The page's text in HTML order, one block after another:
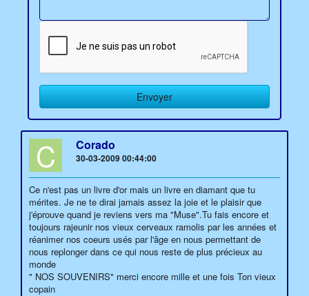
C Corado
30-03-2009 00:44:00
Ce n'est pas un livre d'or mais un livre en diamant que tu
mérites. Je ne te dirai jamais assez la joie et le plaisir que
j'éprouve quand je reviens vers ma "Muse".Tu fais encore et
toujours rajeunir nos vieux cerveaux ramolis par les années et
réanimer nos coeurs usés par l'âge en nous permettant de
nous replonger dans ce qui nous reste de plus précieux au
monde
" NOS SOUVENIRS" merci encore mille et une fois Ton vieux
copain